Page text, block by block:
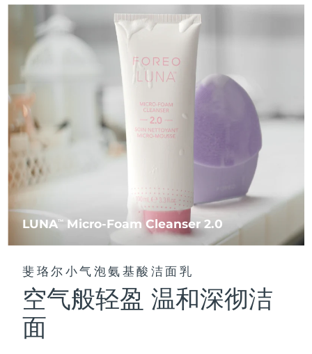
LUNATM Micro-Foam Cleanser 2.0
斐珞尔小气泡氨基酸洁面乳
空气般轻盈 温和深彻洁
面
LUNA™ 4 Men
For men, anti-aging massage
LUNA™ 4 mini
For young skin, T-zone
LUNA™ 4 go
LUNA™ 护肤
Premium cleansers & balm
LUNA™ 设备
All facial cleansing devices
BEAR™ 2 eyes & lips
Microcurrent line smoothing device
面部提拉护理
Premium anti-aging skincare
BEAR™ 设备
UFO™ 3 LED
Near-infrared and red light therapy
UFO™ 3 mini
Red light therapy device for young skin
Portable red light therapy
面膜
UFO™ 设备
issa™ 4 plus
Smart hybrid silicone sonic toothbrush
issa™ 4 smile
Hybrid silicone sonic toothbrush
For ages 0-3
issa™ Teeth Whitening Set
ISSA™ 设备
抗老
FAQ™ 101
Clinical anti-aging
FAQ™ 102
FAQ™ 103
Luxurious clinical anti-aging set
FAQ™ P1 Primer
Manuka honey primer
LED治疗
NEW
FAQ™ 201
FAQ™ 202
FAQ™ 211
Anti-aging neck & décolleté LED mask
FAQ™ 221
Anti-aging LED hand mask
生发
LED hair strengthening scalp massager
FAQ™ Scalp Serum
FAQ™护肤品
肌肤年轻化
Full-Spectrum Red Light Therapy
FAQ™ 502
FAQ™ Red Light Serum
保健品
NEW
专业治疗
加拿大 预计送达日期
智利
中国 预计送达日期
哥伦比亚 8/13/26
克罗地亚 预计送达日期8/9/26
塞浦路斯 预计送达日期
捷克 预计送达日期8/9/26
丹麦 预计送达日期8/9/26
爱沙尼亚
芬兰 预计送达日期8/9/26